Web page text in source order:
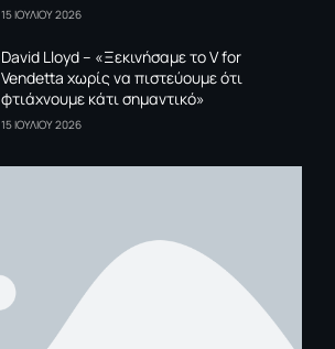
15 ΙΟΥΛΙΟΥ 2026
David Lloyd – «Ξεκινήσαμε το V for
Vendetta χωρίς να πιστεύουμε ότι
φτιάχνουμε κάτι σημαντικό»
15 ΙΟΥΛΙΟΥ 2026